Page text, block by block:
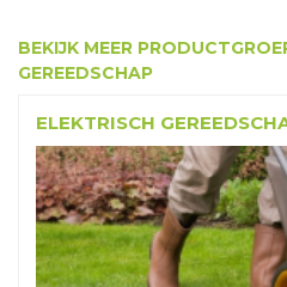
BEKIJK MEER
GEREEDSCHAP
ELEKTRISCH